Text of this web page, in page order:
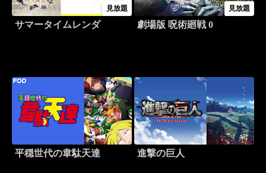
見放題
サマータイムレンダ
見放題
劇場版 呪術廻戦 0
平穏世代の韋駄天達 進撃の巨人